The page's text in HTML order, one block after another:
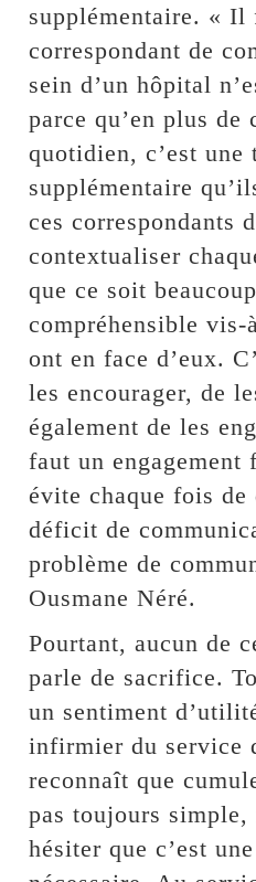
supplémentaire. « Il
correspondant de
sein d’un hôpital
parce qu’en plus de
quotidien, c’est une
supplémentaire
ces correspondants
contextualiser
que ce soit
compréhensible
ont en face d’eux.
les encourager, de
également de les
faut un engagement
évite chaque fois de
déficit de
problème de
Ousmane Néré.
Pourtant, aucun de
parle de sacrifice.
un sentiment
infirmier du service
reconnaît que
pas toujours simple,
hésiter que c’est